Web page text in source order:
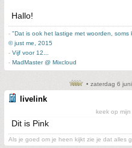
Hallo!
- "Dat is ook het lastige met woorden,
© just me, 2015
- Vijf voor 12...
- MadMaster @ Mixcloud
• zaterdag 6
livelink
keek op
Dit is Pink
Als je goed om je heen kijkt zie je dat alles